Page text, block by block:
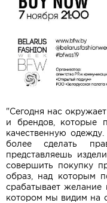
"Сегодня нас
и брендов, которые
качественную
более сделать
представляешь
совершить покупку
образ, над которым
срабатывает желание
котором мы видим на